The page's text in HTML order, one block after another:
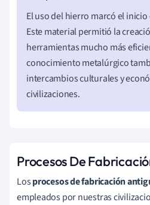
El uso del hierro marcó el
Este material permitió la
herramientas mucho más
conocimiento metalúrgico
intercambios culturales y
civilizaciones.
Procesos De
Losprocesos de fabricación
empleados por nuestras